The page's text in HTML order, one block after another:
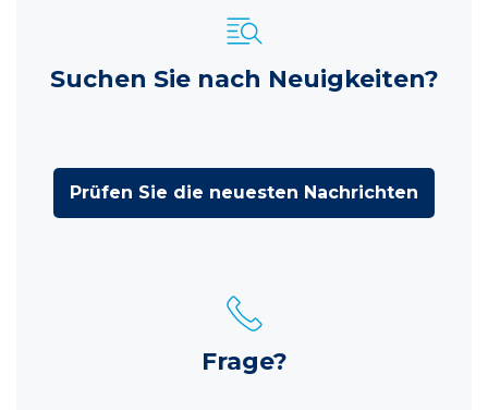
Suchen Sie nach Neuigkeiten?
Prüfen Sie die neuesten Nachrichten
Frage?